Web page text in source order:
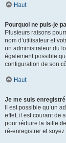
Haut
Pourquoi ne puis-je
Plusieurs raisons
nom d’utilisateur et
un administrateur du
également possible
configuration de son
Haut
Je me suis
Il est possible qu’un
effet, il est courant de
pour réduire la taille
ré-enregistrer et